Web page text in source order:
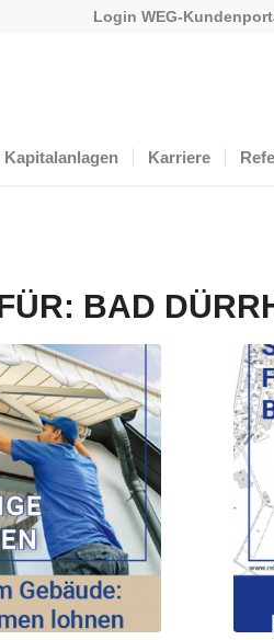
Login WEG-
Kapitalanlagen Karriere
BAD